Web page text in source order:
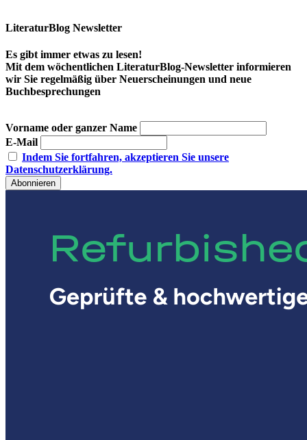
LiteraturBlog Newsletter
Es gibt immer etwas zu lesen!
Mit dem wöchentlichen LiteraturBlog-Newsletter informieren
wir Sie regelmäßig über Neuerscheinungen und neue
Buchbesprechungen
Vorname oder ganzer Name
E-Mail
Indem Sie fortfahren, akzeptieren Sie unsere
Datenschutzerklärung.